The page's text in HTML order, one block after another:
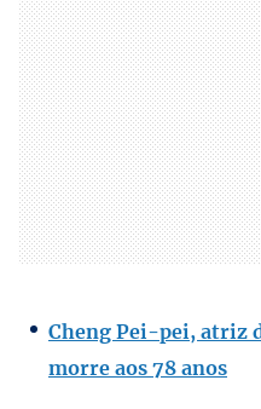
Cheng Pei-pei, atriz
morre aos 78 anos